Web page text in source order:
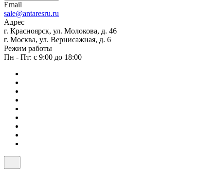
Email
sale@antaresru.ru
Адрес
г. Красноярск, ул. Молокова, д. 46
г. Москва, ул. Вернисажная, д. 6
Режим работы
Пн - Пт: с 9:00 до 18:00